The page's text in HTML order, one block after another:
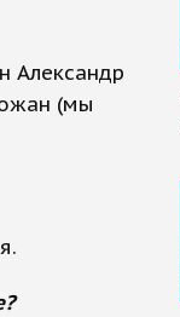
Александр
(мы